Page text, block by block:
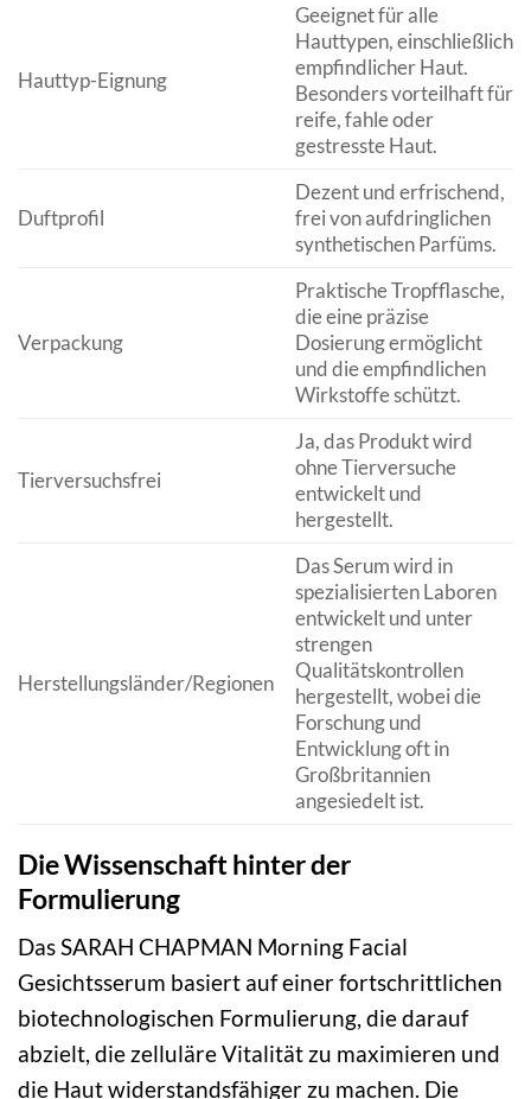
Hauttyp-Eignung
Geeignet für alle
Hauttypen, einschließlich
empfindlicher Haut.
Besonders vorteilhaft für
reife, fahle oder
gestresste Haut.
Duftprofil
Dezent und erfrischend,
frei von aufdringlichen
synthetischen Parfüms.
Verpackung
Praktische Tropfflasche,
die eine präzise
Dosierung ermöglicht
und die empfindlichen
Wirkstoffe schützt.
Tierversuchsfrei
Ja, das Produkt wird
ohne Tierversuche
entwickelt und
hergestellt.
Herstellungsländer/Regionen
Das Serum wird in
spezialisierten Laboren
entwickelt und unter
strengen
Qualitätskontrollen
hergestellt, wobei die
Forschung und
Entwicklung oft in
Großbritannien
angesiedelt ist.
Die Wissenschaft hinter der
Formulierung
Das SARAH CHAPMAN Morning Facial
Gesichtsserum basiert auf einer fortschrittlichen
biotechnologischen Formulierung, die darauf
abzielt, die zelluläre Vitalität zu maximieren und
die Haut widerstandsfähiger zu machen. Die